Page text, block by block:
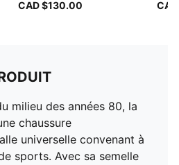
CAD $130.00
milieu des années 80, la
chaussure
universelle convenant à
sports. Avec sa semelle